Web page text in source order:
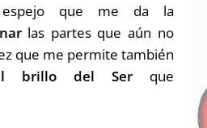
que me da la
las partes que aún no
que me permite también
brillo del Serque